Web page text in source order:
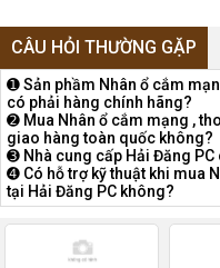
CÂU HỎI THƯỜNG GẶP
➊ Sản phầm Nhân ổ cắm
có phải hàng chính hãng?
➋ Mua Nhân ổ cắm mạng ,
giao hàng toàn quốc không?
➌ Nhà cung cấp Hải Đăng PC
➍ Có hỗ trợ kỹ thuật khi mua
tại Hải Đăng PC không?